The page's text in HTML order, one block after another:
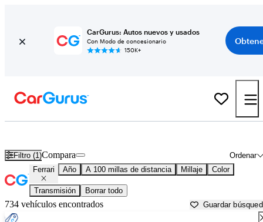
CarGurus: Autos nuevos y usados
Con Modo de concesionario
150K+
Filtro (1) Ordenar
Compara
Ferrari Año A 100 millas de distancia Millaje Color
Transmisión Borrar todo
734 vehículos encontrados Guardar